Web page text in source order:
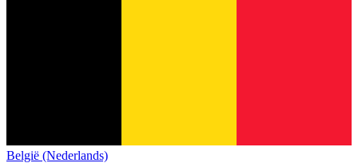
België (Nederlands)